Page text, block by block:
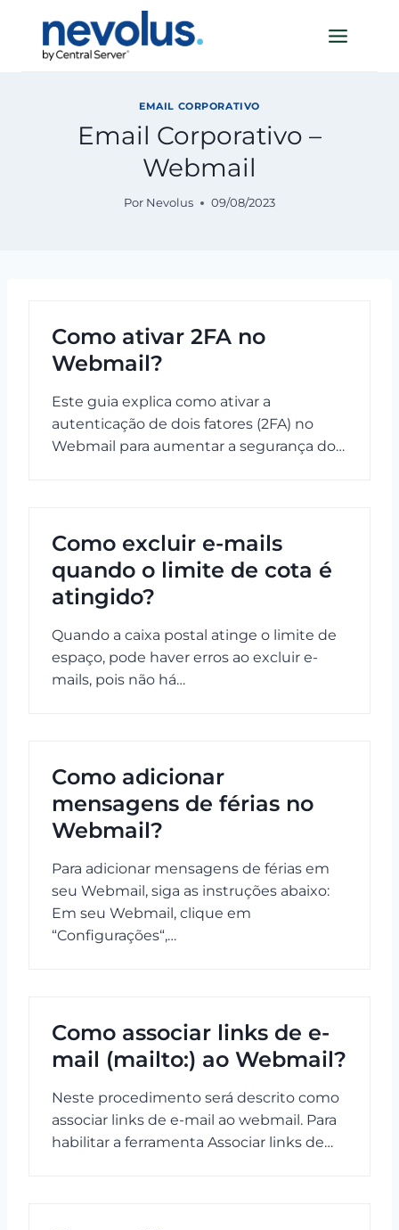
EMAIL CORPORATIVO
Email Corporativo –
Webmail
Por Nevolus 09/08/2023
Como ativar 2FA no
Webmail?
Este guia explica como ativar a
autenticação de dois fatores (2FA) no
Webmail para aumentar a segurança do…
Como excluir e-mails
quando o limite de cota é
atingido?
Quando a caixa postal atinge o limite de
espaço, pode haver erros ao excluir e-
mails, pois não há…
Como adicionar
mensagens de férias no
Webmail?
Para adicionar mensagens de férias em
seu Webmail, siga as instruções abaixo:
Em seu Webmail, clique em
“Configurações“,…
Como associar links de e-
mail (mailto:) ao Webmail?
Neste procedimento será descrito como
associar links de e-mail ao webmail. Para
habilitar a ferramenta Associar links de…